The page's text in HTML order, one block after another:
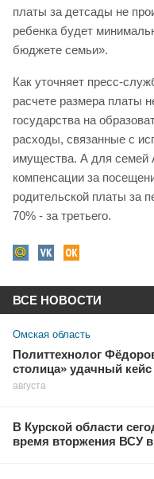
платы за детсады не
ребенка будет
бюджете семьи».
Как уточняет пресс-
расчете размера платы
государства на
расходы, связанные с
имущества. А для семей
компенсации за
родительской платы за
70% - за третьего.
ВСЕ НОВОСТИ
Омская область
Политтехнолог
столица» удачный
августа
В Курской области
время вторжения ВСУ в